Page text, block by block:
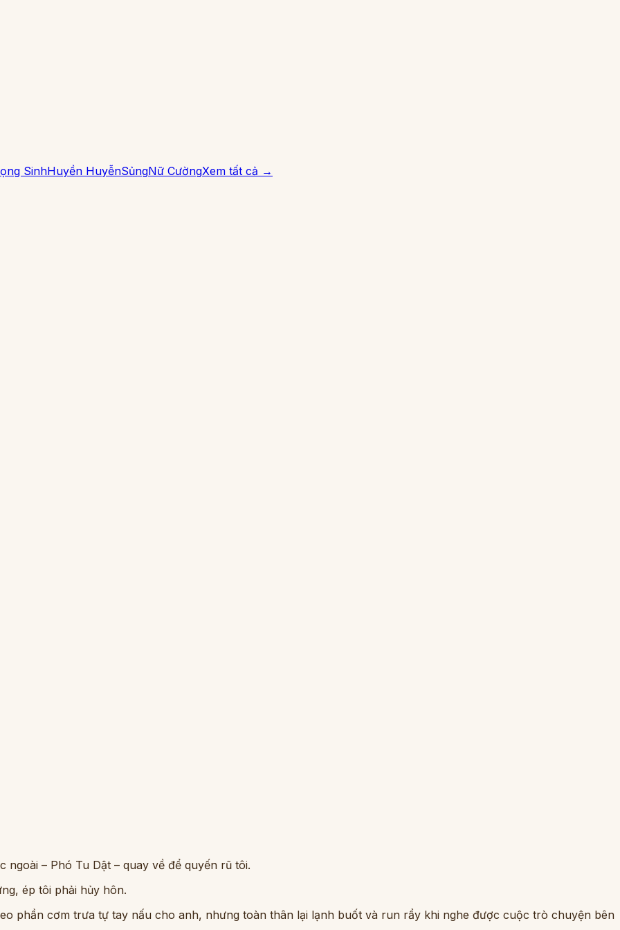
SinhHuyền HuyễnSủngNữ CườngXem tất cả →
– Phó Tu Dật – quay về để quyến rũ tôi.
ép tôi phải hủy hôn.
phần cơm trưa tự tay nấu cho anh, nhưng toàn thân lại lạnh buốt và run rẩy khi nghe được cuộc trò chuyện bên